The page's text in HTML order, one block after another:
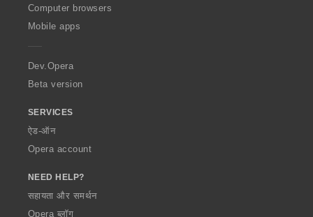
O
p
a
Computer browsers
Mobile apps
Dev.Opera
Beta version
SERVICES
ऐड-ऑन
Opera account
NEED HELP?
सहायता और समर्थन
Opera ब्लॉग